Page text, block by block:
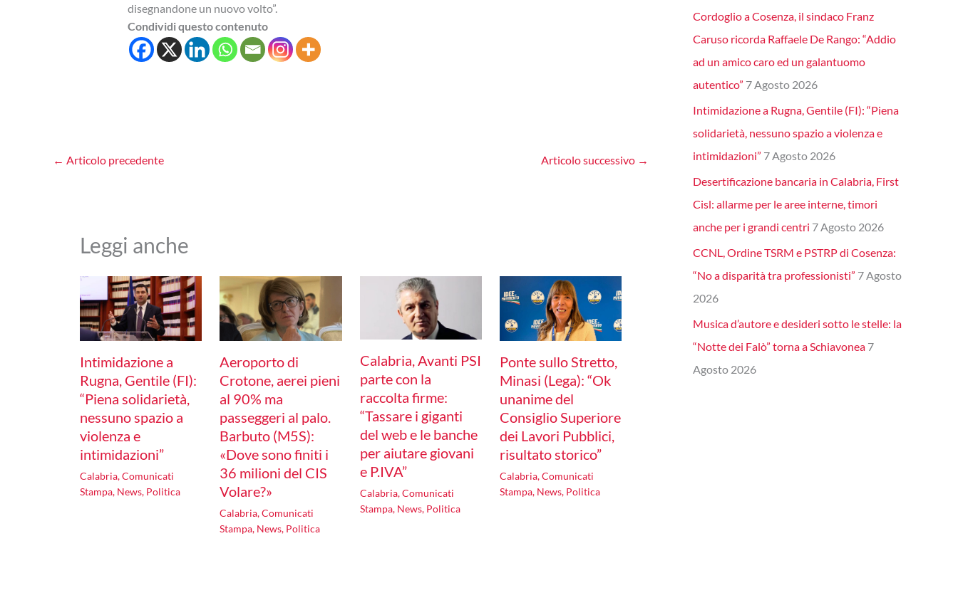
disegnandone un nuovo volto”.
Condividi questo contenuto
← Articolo precedente Articolo successivo →
Leggi anche
Intimidazione a
Rugna, Gentile (FI):
“Piena solidarietà,
nessuno spazio a
violenza e
intimidazioni”
Calabria,Comunicati
Stampa, News, Politica
Aeroporto di
Crotone, aerei pieni
al 90% ma
passeggeri al palo.
Barbuto (M5S):
«Dove sono finiti i
36 milioni del CIS
Volare?»
Calabria,Comunicati
Stampa, News, Politica
Calabria, Avanti PSI
parte con la
raccolta firme:
“Tassare i giganti
del web e le banche
per aiutare giovani
e P.IVA”
Calabria,Comunicati
Stampa, News, Politica
Ponte sullo Stretto,
Minasi (Lega): “Ok
unanime del
Consiglio Superiore
dei Lavori Pubblici,
risultato storico”
Calabria,Comunicati
Stampa, News, Politica
Cordoglio a Cosenza, il sindaco Franz
Caruso ricorda Raffaele De Rango: “Addio
ad un amico caro ed un galantuomo
autentico” 7 Agosto 2026
Intimidazione a Rugna, Gentile (FI): “Piena
solidarietà, nessuno spazio a violenza e
intimidazioni” 7 Agosto 2026
Desertificazione bancaria in Calabria, First
Cisl: allarme per le aree interne, timori
anche per i grandi centri 7 Agosto 2026
CCNL, Ordine TSRM e PSTRP di Cosenza:
“No a disparità tra professionisti” 7 Agosto
2026
Musica d’autore e desideri sotto le stelle: la
“Notte dei Falò” torna a Schiavonea 7
Agosto 2026